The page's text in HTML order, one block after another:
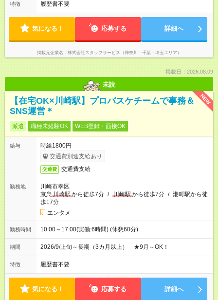
特徴 履歴書不要
気になる！ 応募する 詳細へ
掲載元企業名 株式会社スタッフサービス（神奈川・千葉・埼玉エリア）
掲載日：2026.08.09
未読
NEW
【在宅OK×川崎駅】プロバスケチームで事務＆
SNS運営＊
派遣 職種未経験OK WEB登録・面接OK
給与
時給1800円
交通費別途支給あり
交通費 交通費支給
勤務地
川崎市幸区
京急 川崎駅から徒歩7分 / 川崎駅から徒歩7分 / 港町駅から徒
歩17分
エンタメ
勤務時間 10:00～17:00(実働:6時間) (休憩60分)
期間 2026/9/上旬～長期（3カ月以上） ★9月～OK！
特徴 履歴書不要
気になる！ 応募する 詳細へ